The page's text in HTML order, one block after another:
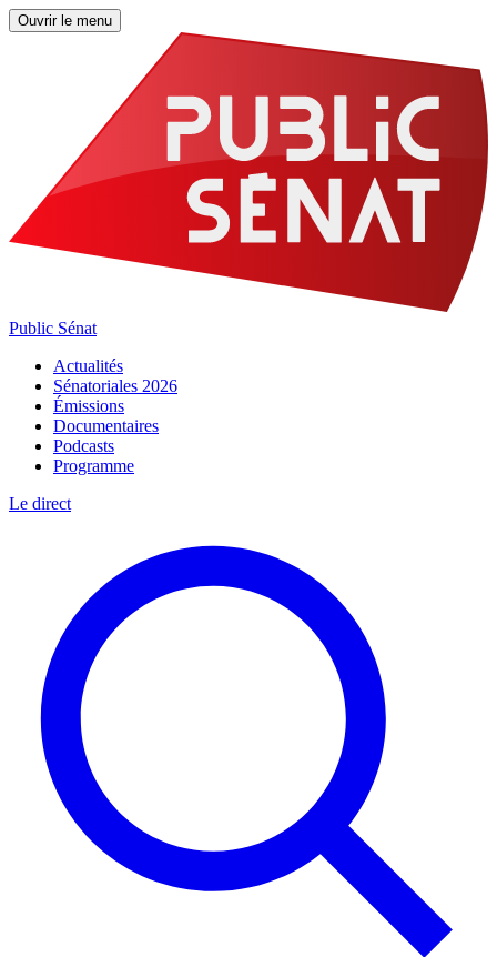
Ouvrir le menu
Public Sénat
Actualités
Sénatoriales 2026
Émissions
Documentaires
Podcasts
Programme
Le direct